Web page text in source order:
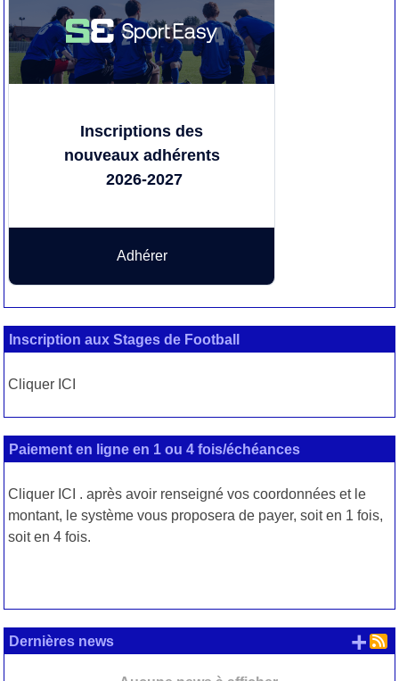
Inscriptions des
nouveaux adhérents
2026-2027
Adhérer
Inscription aux Stages de Football
Cliquer ICI
Paiement en ligne en 1 ou 4 fois/échéances
Cliquer ICI . après avoir renseigné vos coordonnées et le
montant, le système vous proposera de payer, soit en 1 fois,
soit en 4 fois.
Dernières news +